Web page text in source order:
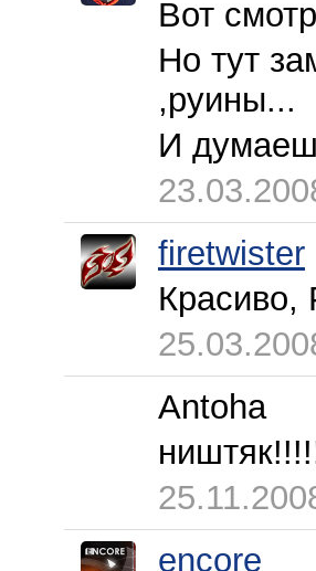
Вот
Но тут
,руины...
И
firetwister
Antoha
encore